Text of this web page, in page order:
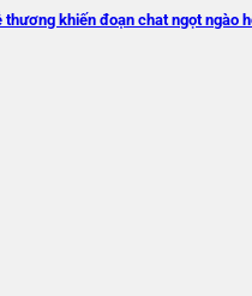
thương khiến đoạn chat ngọt ngào